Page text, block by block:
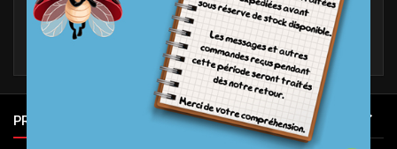
Vous pouvez faire une recherche afin de trouver ce que vous
recherchiez
PRODUITS 